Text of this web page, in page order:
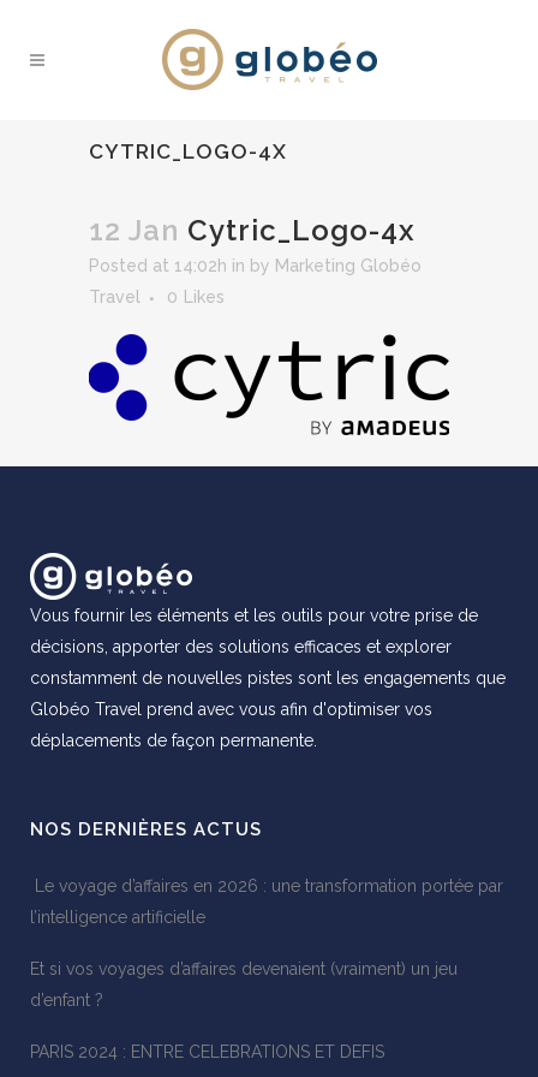
CYTRIC_LOGO-4X
12 Jan Cytric_Logo-4x
Posted at 14:02h in by Marketing Globéo
Travel
0 Likes
Vous fournir les éléments et les outils pour votre prise de
décisions, apporter des solutions efficaces et explorer
constamment de nouvelles pistes sont les engagements que
Globéo Travel prend avec vous afin d'optimiser vos
déplacements de façon permanente.
NOS DERNIÈRES ACTUS
Le voyage d’affaires en 2026 : une transformation portée par
l’intelligence artificielle
Et si vos voyages d’affaires devenaient (vraiment) un jeu
d’enfant ?
PARIS 2024 : ENTRE CELEBRATIONS ET DEFIS